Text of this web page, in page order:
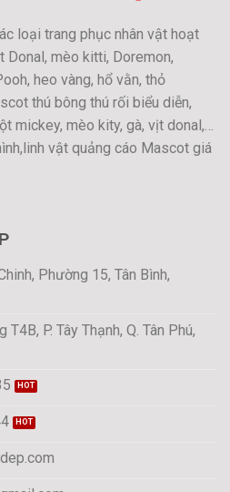
loại trang phục nhân vật hoạt
Donal, mèo kitti, Doremon,
heo vàng, hổ vằn, thỏ
thú bông thú rối biểu diễn,
mickey, mèo kity, gà, vịt donal,…
vật quảng cáo Mascot giá
Phường 15, Tân Bình,
P. Tây Thạnh, Q. Tân Phú,